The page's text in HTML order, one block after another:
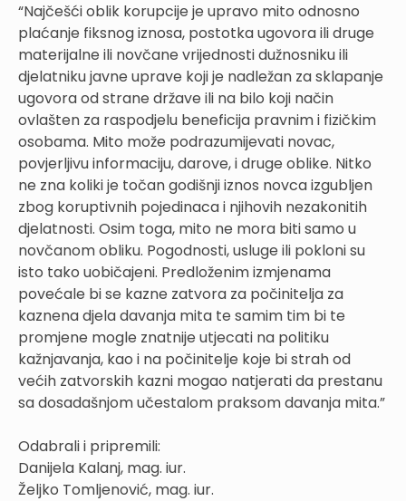
“Najčešći oblik korupcije je upravo mito odnosno
plaćanje fiksnog iznosa, postotka ugovora ili druge
materijalne ili novčane vrijednosti dužnosniku ili
djelatniku javne uprave koji je nadležan za sklapanje
ugovora od strane države ili na bilo koji način
ovlašten za raspodjelu beneficija pravnim i fizičkim
osobama. Mito može podrazumijevati novac,
povjerljivu informaciju, darove, i druge oblike. Nitko
ne zna koliki je točan godišnji iznos novca izgubljen
zbog koruptivnih pojedinaca i njihovih nezakonitih
djelatnosti. Osim toga, mito ne mora biti samo u
novčanom obliku. Pogodnosti, usluge ili pokloni su
isto tako uobičajeni. Predloženim izmjenama
povećale bi se kazne zatvora za počinitelja za
kaznena djela davanja mita te samim tim bi te
promjene mogle znatnije utjecati na politiku
kažnjavanja, kao i na počinitelje koje bi strah od
većih zatvorskih kazni mogao natjerati da prestanu
sa dosadašnjom učestalom praksom davanja mita.”
Odabrali i pripremili:
Danijela Kalanj, mag. iur.
Željko Tomljenović, mag. iur.